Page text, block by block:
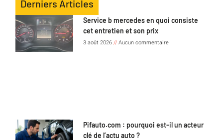
Derniers Articles
Service b mercedes en quoi consiste
cet entretien et son prix
3 août 2026 Aucun commentaire
Pifauto.com : pourquoi est-il un acteur
clé de l’actu auto ?